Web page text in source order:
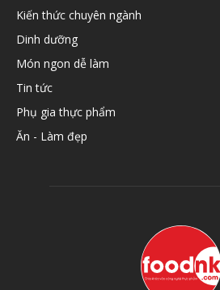
Kiến thức chuyên ngành
Dinh dưỡng
Món ngon dễ làm
Tin tức
Phụ gia thực phẩm
Ăn - Làm đẹp